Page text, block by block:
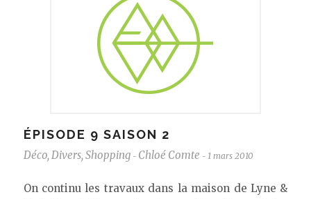
ÉPISODE 9 SAISON 2
Déco, Divers, Shopping - Chloé Comte - 1 mars 2010
On continu les travaux dans la maison de Lyne &